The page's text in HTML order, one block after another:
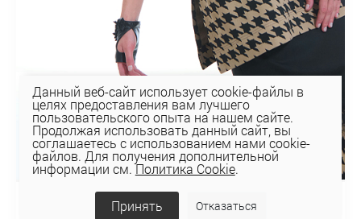
ЖИЛЕТ 1К-1685
Данный веб-сайт использует cookie-файлы в
целях предоставления вам лучшего
пользовательского опыта на нашем сайте.
Продолжая использовать данный сайт, вы
соглашаетесь с использованием нами cookie-
файлов. Для получения дополнительной
информации см.Политика Cookie.
Принять Отказаться